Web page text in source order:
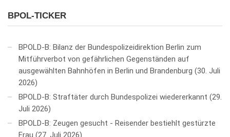
BPOL-TICKER
BPOLD-B: Bilanz der Bundespolizeidirektion Berlin zum
Mitführverbot von gefährlichen Gegenständen auf
ausgewählten Bahnhöfen in Berlin und Brandenburg 30. Juli
2026
BPOLD-B: Straftäter durch Bundespolizei wiedererkannt
29.
Juli 2026
BPOLD-B: Zeugen gesucht - Reisender bestiehlt gestürzte
Frau
27. Juli 2026